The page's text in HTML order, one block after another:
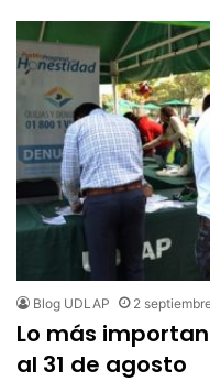
Blog UDLAP 2
Lo más
al 31 de agosto